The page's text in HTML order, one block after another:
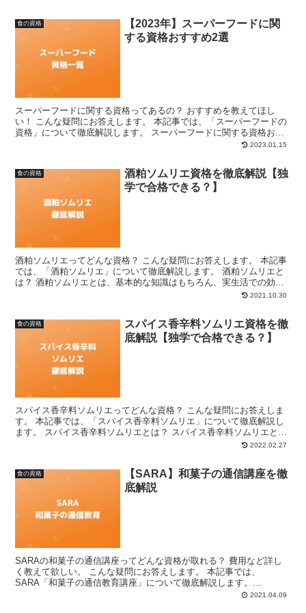
食の資格
【2023年】スーパーフードに関
する資格おすすめ2選
スーパーフードに関する資格ってあるの？ おすすめを教えてほし
い！ こんな疑問にお答えします。 本記事では、「スーパーフードの
資格」について徹底解説します。 スーパーフードに関する資格おす
すめ2選 スーパーフードに関する資格は、以下の2つがあ...2023.01.15
食の資格
酒粕ソムリエ資格を徹底解説【独
学で合格できる？】
酒粕ソムリエってどんな資格？ こんな疑問にお答えします。 本記事
では、「酒粕ソムリエ」について徹底解説します。 酒粕ソムリエと
は？ 酒粕ソムリエとは、基本的な知識はもちろん、実生活での効果
的な取り入れ方を実践できるスキルがある方に与えられる...2021.10.30
食の資格
スパイス香辛料ソムリエ資格を徹
底解説【独学で合格できる？】
スパイス香辛料ソムリエってどんな資格？ こんな疑問にお答えしま
す。 本記事では、「スパイス香辛料ソムリエ」について徹底解説し
ます。 スパイス香辛料ソムリエとは？ スパイス香辛料ソムリエと
は、スパイスの特徴や活用方法など、スパイスに関する幅広...2022.02.27
食の資格
【SARA】和菓子の通信講座を徹
底解説
SARAの和菓子の通信講座ってどんな資格が取れる？ 費用など詳し
く教えて欲しい。 こんな疑問にお答えします。 本記事では、
SARA「和菓子の通信教育講座」について徹底解説します。
SARA「和菓子の通信講座」とは？ SARA「和菓子の通信教...2021.04.09